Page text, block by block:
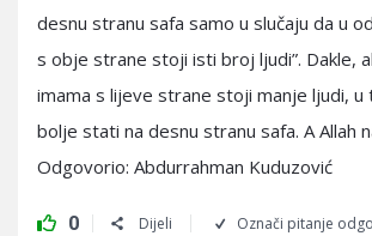
desnu stranu safa samo u slučaju da u
s obje strane stoji isti broj ljudi”. Dakle,
imama s lijeve strane stoji manje ljudi, u
bolje stati na desnu stranu safa. A Allah
Odgovorio: Abdurrahman Kuduzović
0 Dijeli Označi pitanje